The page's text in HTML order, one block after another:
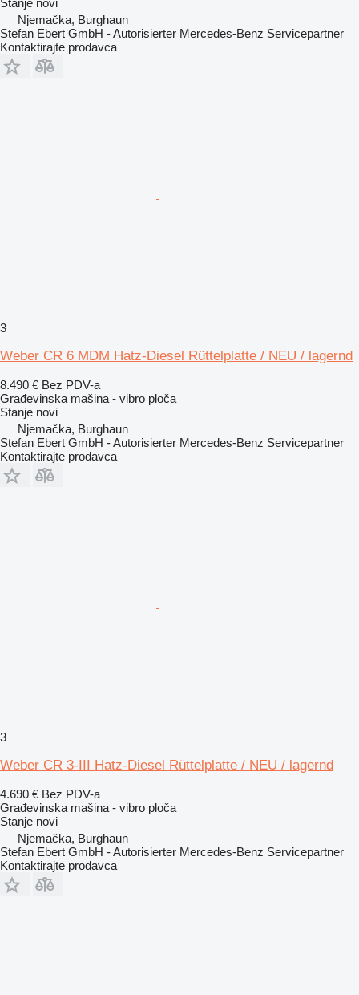
Njemačka, Burghaun
Stefan Ebert GmbH - Autorisierter Mercedes-Benz Servicepartner
Kontaktirajte prodavca
3
Weber CR 6 MDM Hatz-Diesel Rüttelplatte / NEU / lagernd
8.490 € Bez PDV-a
Građevinska mašina - vibro ploča
Stanje novi
Njemačka, Burghaun
Stefan Ebert GmbH - Autorisierter Mercedes-Benz Servicepartner
Kontaktirajte prodavca
3
Weber CR 3-III Hatz-Diesel Rüttelplatte / NEU / lagernd
4.690 € Bez PDV-a
Građevinska mašina - vibro ploča
Stanje novi
Njemačka, Burghaun
Stefan Ebert GmbH - Autorisierter Mercedes-Benz Servicepartner
Kontaktirajte prodavca